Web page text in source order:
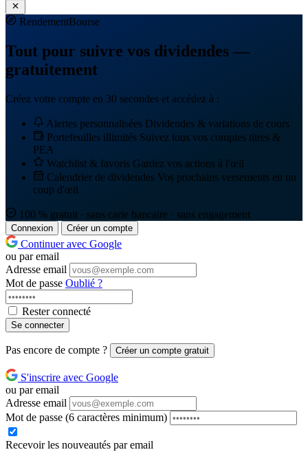
RendementBourse
Tout pour suivre vos dividendes —
gratuitement
Créez votre compte en 30 secondes et accédez à :
Alertes personnalisées Dividendes & variations de cours
Portefeuilles illimités Suivez tous vos comptes titres &
PEA
Watchlist & favoris Gardez vos actions à l'œil
Calendrier de dividendes Vos prochains versements en un
coup d'œil
100 % gratuit · sans carte bancaire · sans engagement
Connexion Créer un compte
Continuer avec Google
ou par email
Adresse email
Mot de passe Oublié ?
Rester connecté
Se connecter
Pas encore de compte ? Créer un compte gratuit
S'inscrire avec Google
ou par email
Adresse email
Mot de passe (6 caractères minimum)
Recevoir les nouveautés par email